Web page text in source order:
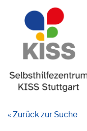
« Zurück zur Suche